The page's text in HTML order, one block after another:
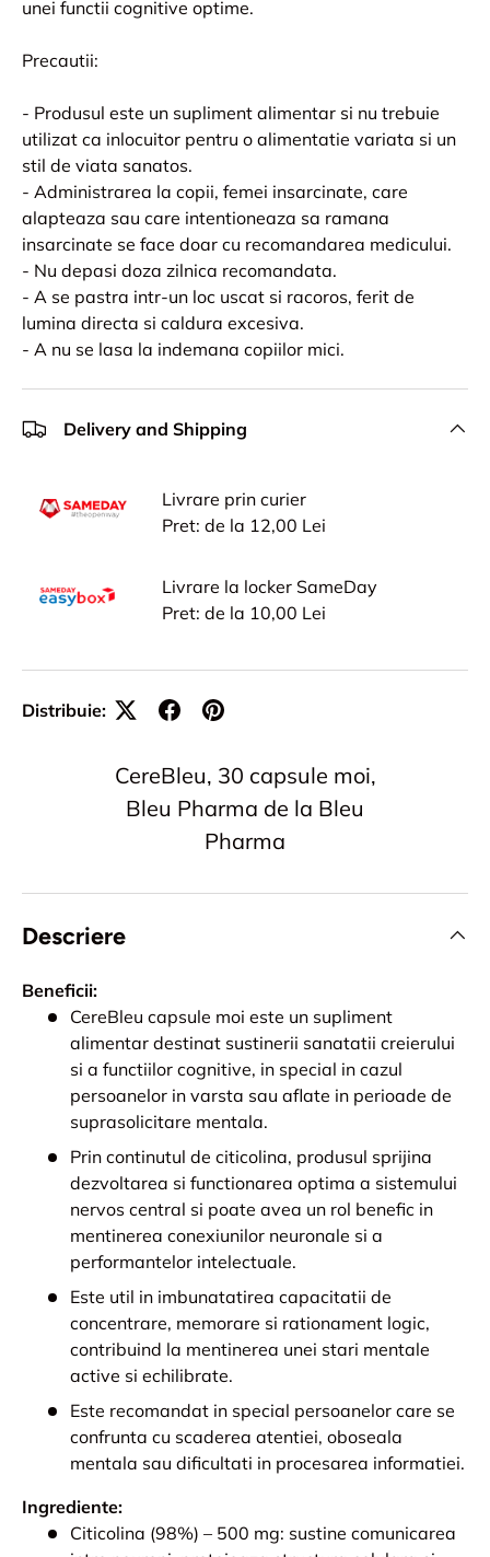
unei functii cognitive optime.
Precautii:
- Produsul este un supliment alimentar si nu trebuie
utilizat ca inlocuitor pentru o alimentatie variata si un
stil de viata sanatos.
- Administrarea la copii, femei insarcinate, care
alapteaza sau care intentioneaza sa ramana
insarcinate se face doar cu recomandarea medicului.
- Nu depasi doza zilnica recomandata.
- A se pastra intr-un loc uscat si racoros, ferit de
lumina directa si caldura excesiva.
- A nu se lasa la indemana copiilor mici.
Delivery and Shipping
Livrare prin curier
Pret: de la 12,00 Lei
Livrare la locker SameDay
Pret: de la 10,00 Lei
Distribuie:
CereBleu, 30 capsule moi,
Bleu Pharma de la Bleu
Pharma
Descriere
Beneficii:
CereBleu capsule moi este un supliment
alimentar destinat sustinerii sanatatii creierului
si a functiilor cognitive, in special in cazul
persoanelor in varsta sau aflate in perioade de
suprasolicitare mentala.
Prin continutul de citicolina, produsul sprijina
dezvoltarea si functionarea optima a sistemului
nervos central si poate avea un rol benefic in
mentinerea conexiunilor neuronale si a
performantelor intelectuale.
Este util in imbunatatirea capacitatii de
concentrare, memorare si rationament logic,
contribuind la mentinerea unei stari mentale
active si echilibrate.
Este recomandat in special persoanelor care se
confrunta cu scaderea atentiei, oboseala
mentala sau dificultati in procesarea informatiei.
Ingrediente:
Citicolina (98%) – 500 mg: sustine comunicarea